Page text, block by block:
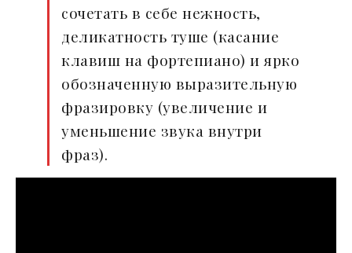
сочетать в себе нежность,
деликатность туше (касание
клавиш на фортепиано) и ярко
обозначенную выразительную
фразировку (увеличение и
уменьшение звука внутри
фраз).